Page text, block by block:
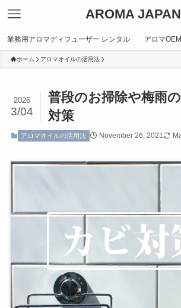
AROMA JAPAN
業務用アロマディフューザー レンタル アロマ
ホーム アロマオイルの活用法
普段のお掃除や梅雨
対策
2026
3/04
アロマオイルの活用法 November 26, 2021